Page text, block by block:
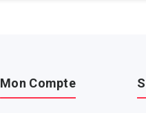
Mon Compte